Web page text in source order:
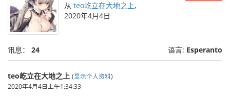
从 teo屹立在大地之上,
2020年4月4日
讯息： 24 语言: Esperanto
teo屹立在大地之上 (显示个人资料)
2020年4月4日上午1:34:33